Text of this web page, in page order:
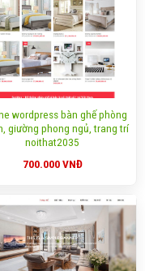
wordpress bàn ghế phòng
giường phong ngủ, trang trí
noithat2035
700.000VNĐ